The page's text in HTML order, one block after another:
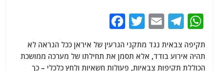
W
at
T
e
E
ai
T
itt
c
תקיפה צבאית נגד מתקני הגרעין של איראן ככל הנראה לא
תהיה אירוע בודד, אלא תסמן את תחילתו של מערכה ממושכת
הכוללת תקיפות צבאיות, פעולות חשאיות ולחץ כלכלי – כך